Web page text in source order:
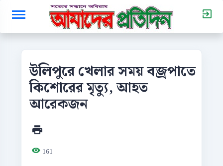
উলিপুরে খেলার সময় বজ্রপাতে
কিশোরের মৃত্যু, আহত
আরেকজন
161